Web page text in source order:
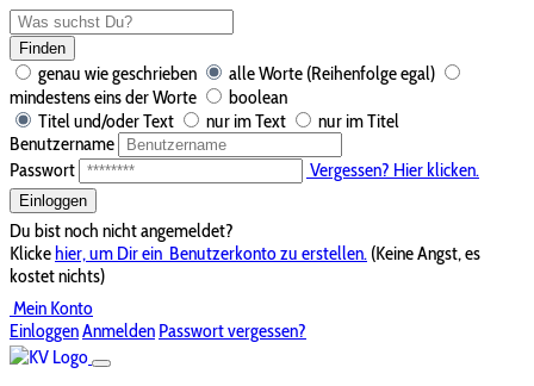
Finden
genau wie geschrieben
alle Worte (Reihenfolge egal)
mindestens eins der Worte
boolean
Titel und/oder Text
nur im Text
nur im Titel
Benutzername
Passwort
Vergessen? Hier klicken.
Einloggen
Du bist noch nicht angemeldet?
Klickehier, um Dir ein Benutzerkonto zu erstellen. (Keine Angst, es
kostet nichts)
Mein Konto
EinloggenAnmelden Passwort vergessen?